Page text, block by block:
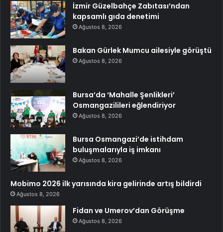
İzmir Güzelbahçe Zabıtası’ndan
kapsamlı gıda denetimi
Ağustos 8, 2026
Bakan Gürlek Mumcu ailesiyle görüştü
Ağustos 8, 2026
Bursa’da ‘Mahalle Şenlikleri’
Osmangazilileri eğlendiriyor
Ağustos 8, 2026
Bursa Osmangazi’de istihdam
buluşmalarıyla iş imkanı
Ağustos 8, 2026
Mobimo 2026 ilk yarısında kira gelirinde artış bildirdi
Ağustos 8, 2026
Fidan ve Umerov’dan Görüşme
Ağustos 8, 2026